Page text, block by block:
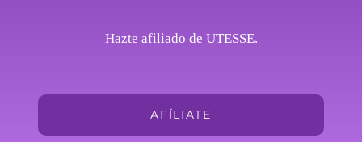
Hazte afiliado de UTESSE.
AFÍLIATE